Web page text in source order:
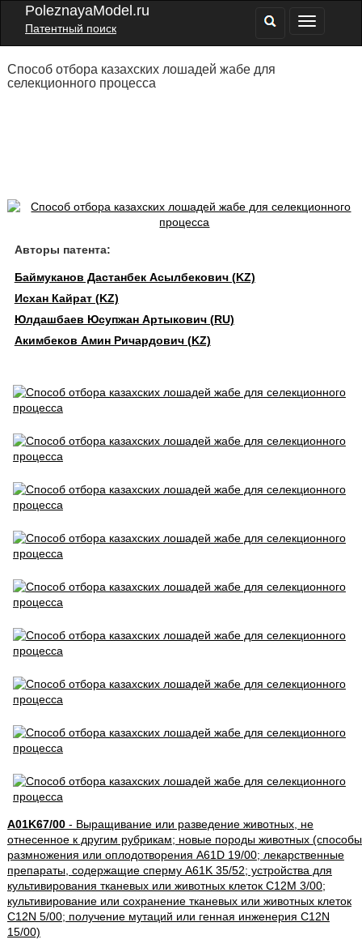
PoleznayaModel.ru
Патентный поиск
Способ отбора казахских лошадей жабе для
селекционного процесса
Авторы патента:
Баймуканов Дастанбек Асылбекович (KZ)
Исхан Кайрат (KZ)
Юлдашбаев Юсупжан Артыкович (RU)
Акимбеков Амин Ричардович (KZ)
A01K67/00- Выращивание или разведение животных, не
отнесенное к другим рубрикам; новые породы животных (способы
размножения или оплодотворения A61D 19/00; лекарственные
препараты, содержащие сперму A61K 35/52; устройства для
культивирования тканевых или животных клеток C12M 3/00;
культивирование или сохранение тканевых или животных клеток
C12N 5/00; получение мутаций или генная инженерия C12N
15/00)